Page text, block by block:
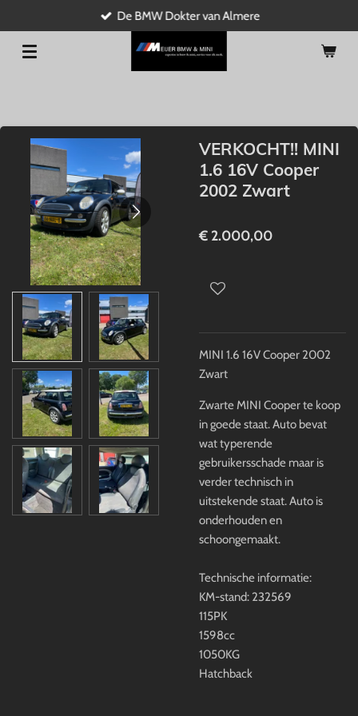
direct
naar
De BMW Dokter van Almere
VERKOCHT!! MINI
1.6 16V Cooper
2002 Zwart
€ 2.000,00
MINI 1.6 16V Cooper 2002
Zwart
Zwarte MINI Cooper te koop
in goede staat. Auto bevat
wat typerende
gebruikersschade maar is
verder technisch in
uitstekende staat. Auto is
onderhouden en
schoongemaakt.
Technische informatie:
KM-stand: 232569
115PK
1598cc
1050KG
Hatchback